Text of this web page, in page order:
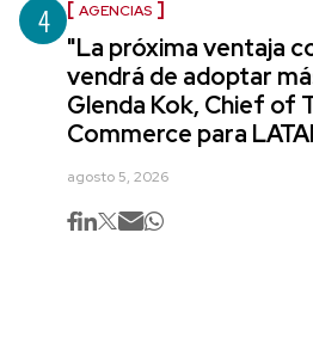
4 AGENCIAS
"La próxima ventaja
vendrá de adoptar
Glenda Kok, Chief of
Commerce para
agosto 5, 2026